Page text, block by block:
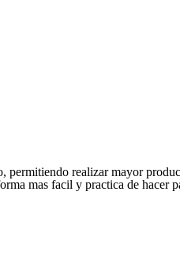
permitiendo realizar mayor
mas facil y practica de hacer